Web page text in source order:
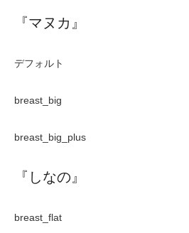
『マヌカ』
デフォルト
breast_big
breast_big_plus
『しなの』
breast_flat